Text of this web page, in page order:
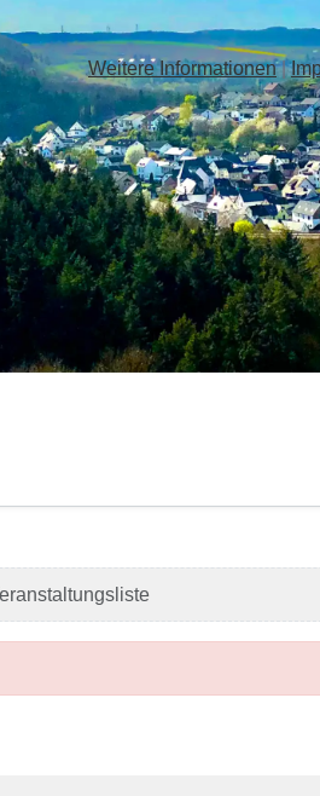
Weitere Informationen|